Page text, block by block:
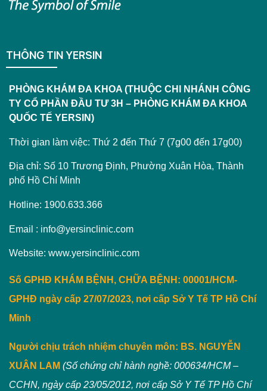
THÔNG TIN YERSIN
PHÒNG KHÁM ĐA KHOA (THUỘC CHI NHÁNH CÔNG
TY CỔ PHẦN ĐẦU TƯ 3H – PHÒNG KHÁM ĐA KHOA
QUỐC TẾ YERSIN)
Thời gian làm việc: Thứ 2 đến Thứ 7 (7g00 đến 17g00)
Địa chỉ: Số 10 Trương Định, Phường Xuân Hòa, Thành
phố Hồ Chí Minh
Hotline: 1900.633.366
Email : info@yersinclinic.com
Website: www.yersinclinic.com
Số GPHĐ KHÁM BỆNH, CHỮA BỆNH: 00001/HCM-
GPHĐ ngày cấp 27/07/2023, nơi cấp Sở Y Tế TP Hồ Chí
Minh
Người chịu trách nhiệm chuyên môn: BS. NGUYỄN
XUÂN LAM (Số chứng chỉ hành nghề: 000634/HCM –
CCHN, ngày cấp 23/05/2012, nơi cấp Sở Y Tế TP Hồ Chí